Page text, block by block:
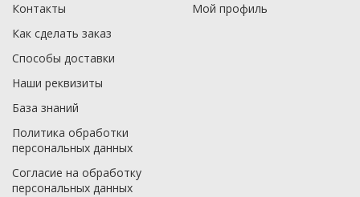
Контакты
Как сделать заказ
Способы доставки
Наши реквизиты
База знаний
Политика обработки
персональных данных
Согласие на обработку
персональных данных
Мой профиль